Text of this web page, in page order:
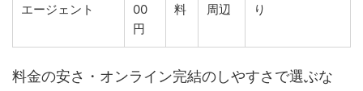
エージェント
00
円
料
周辺
り
料金の安さ・オンライン完結のしやすさで選ぶな